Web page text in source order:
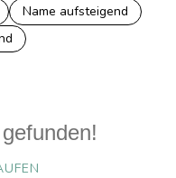
Name aufsteigend